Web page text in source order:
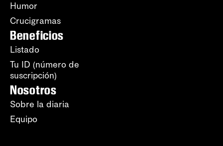
Humor
Crucigramas
Beneficios
Listado
Tu ID (número de
suscripción)
Nosotros
Sobre la diaria
Equipo